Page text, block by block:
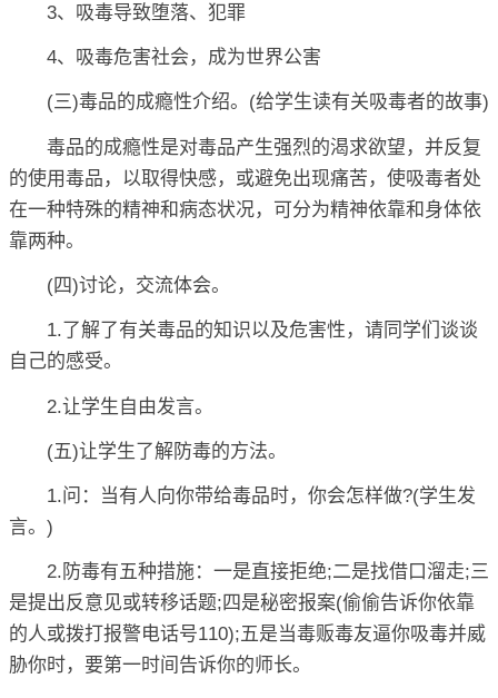
3、吸毒导致堕落、犯罪
4、吸毒危害社会，成为世界公害
(三)毒品的成瘾性介绍。(给学生读有关吸毒者的故事)
毒品的成瘾性是对毒品产生强烈的渴求欲望，并反复
的使用毒品，以取得快感，或避免出现痛苦，使吸毒者处
在一种特殊的精神和病态状况，可分为精神依靠和身体依
靠两种。
(四)讨论，交流体会。
1.了解了有关毒品的知识以及危害性，请同学们谈谈
自己的感受。
2.让学生自由发言。
(五)让学生了解防毒的方法。
1.问：当有人向你带给毒品时，你会怎样做?(学生发
言。)
2.防毒有五种措施：一是直接拒绝;二是找借口溜走;三
是提出反意见或转移话题;四是秘密报案(偷偷告诉你依靠
的人或拨打报警电话号110);五是当毒贩毒友逼你吸毒并威
胁你时，要第一时间告诉你的师长。